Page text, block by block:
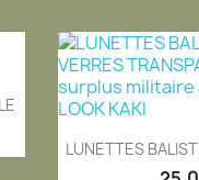

LUNETTES